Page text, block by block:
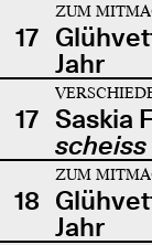
17
ZUM
Jahr
17 Saskia
18
ZUM
Jahr